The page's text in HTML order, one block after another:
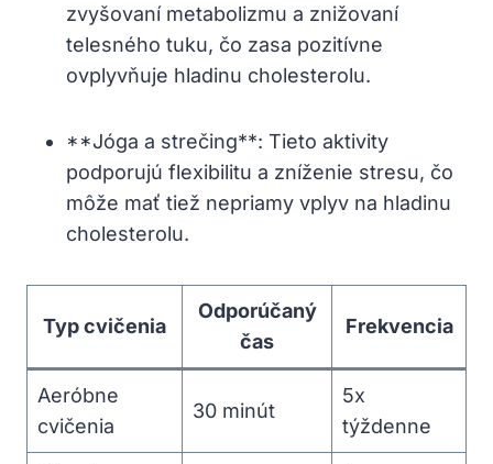
zvyšovaní metabolizmu a znižovaní
telesného tuku, čo zasa pozitívne
ovplyvňuje hladinu cholesterolu.
**Jóga a strečing**: Tieto aktivity
podporujú flexibilitu a zníženie stresu, čo
môže mať tiež nepriamy vplyv na hladinu
cholesterolu.
Typ cvičenia
Odporúčaný
čas
Frekvencia
Aeróbne
cvičenia
30 minút
5x
týždenne